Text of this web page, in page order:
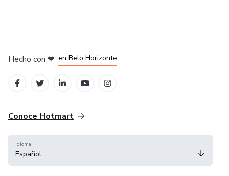
Hecho con ❤ en Belo Horizonte
Conoce Hotmart
Idioma
Español